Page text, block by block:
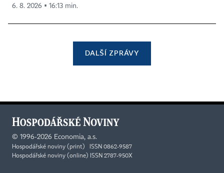
6. 8. 2026 ▪ 16:13 min.
DALŠÍ ZPRÁVY
© 1996-2026 Economia, a.s.
Hospodářské noviny (print) ISSN 0862-9587
Hospodářské noviny (online) ISSN 2787-950X